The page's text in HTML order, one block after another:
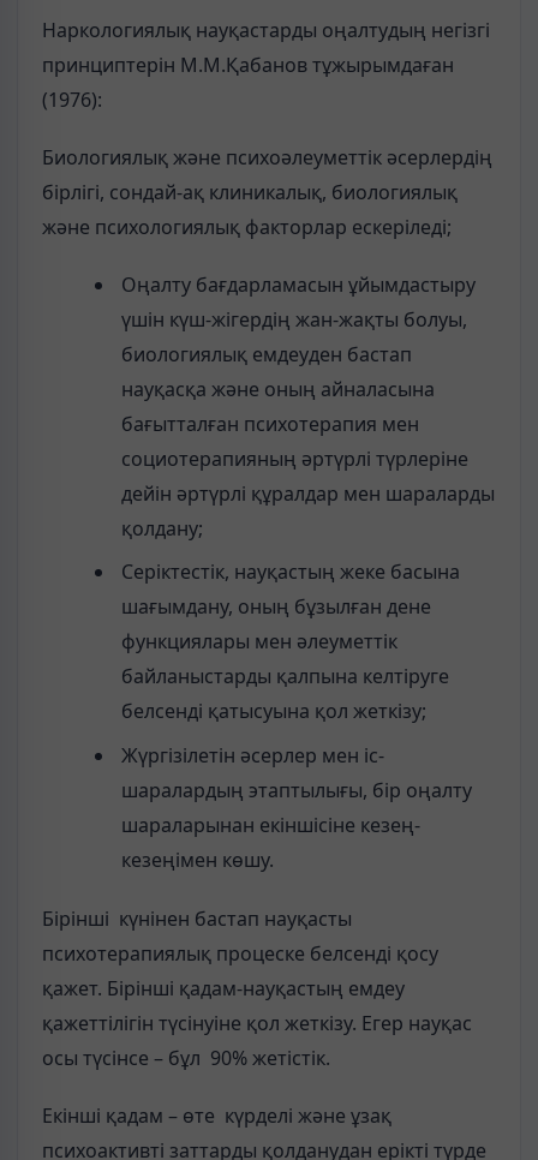
Наркологиялық науқастарды оңалтудың негізгі
принциптерін М.М.Қабанов тұжырымдаған
(1976):
Биологиялық және психоәлеуметтік әсерлердің
бірлігі, сондай-ақ клиникалық, биологиялық
және психологиялық факторлар ескеріледі;
Оңалту бағдарламасын ұйымдастыру
үшін күш-жігердің жан-жақты болуы,
биологиялық емдеуден бастап
науқасқа және оның айналасына
бағытталған психотерапия мен
социотерапияның әртүрлі түрлеріне
дейін әртүрлі құралдар мен шараларды
қолдану;
Серіктестік, науқастың жеке басына
шағымдану, оның бұзылған дене
функциялары мен әлеуметтік
байланыстарды қалпына келтіруге
белсенді қатысуына қол жеткізу;
Жүргізілетін әсерлер мен іс-
шаралардың этаптылығы, бір оңалту
шараларынан екіншісіне кезең-
кезеңімен көшу.
Бірінші күнінен бастап науқасты
психотерапиялық процеске белсенді қосу
қажет. Бірінші қадам-науқастың емдеу
қажеттілігін түсінуіне қол жеткізу. Егер науқас
осы түсінсе – бұл 90% жетістік.
Екінші қадам – өте күрделі және ұзақ
психоактивті заттарды қолданудан ерікті түрде